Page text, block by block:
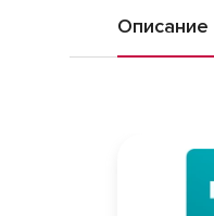
Описание